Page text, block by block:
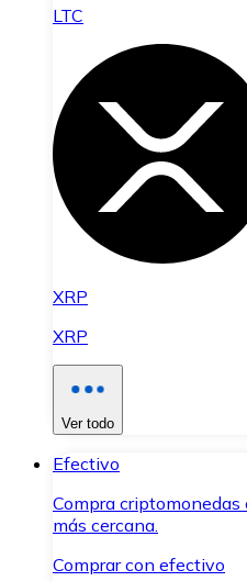
LTC
XRP
XRP
Ver todo
Efectivo
Compra
más cercana.
Comprar con efectivo